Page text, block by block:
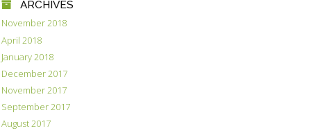
ARCHIVES
November 2018
April 2018
January 2018
December 2017
November 2017
September 2017
August 2017